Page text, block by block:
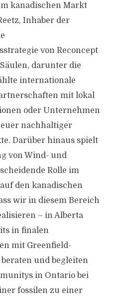
kanadischen Markt
Inhaber der
von Reconcept
darunter die
internationale
mit lokal
oder Unternehmen
nachhaltiger
Darüber hinaus spielt
von Wind- und
Rolle im
den kanadischen
wir in diesem Bereich
– in Alberta
in finalen
mit Greenfield-
und begleiten
in Ontario bei
fossilen zu einer